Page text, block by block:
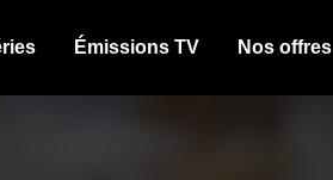
Émissions TV Nos offres